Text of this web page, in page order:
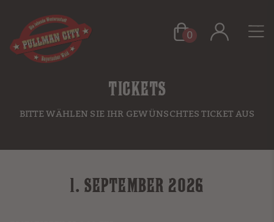
0
TICKETS
BITTE WÄHLEN SIE IHR GEWÜNSCHTES TICKET AUS
1. SEPTEMBER 2026